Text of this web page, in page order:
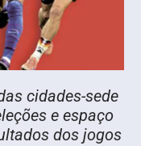
cidades-sede
e espaço
dos jogos